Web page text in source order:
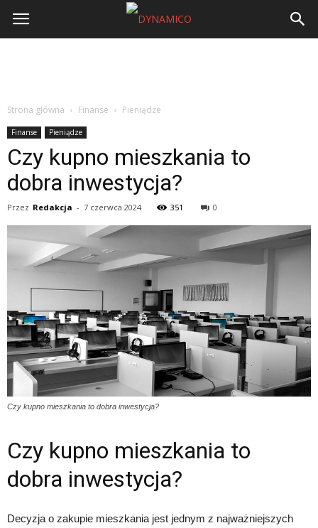
Strona główna Finanse Pieniądze
Finanse Pieniądze
Czy kupno mieszkania to
dobra inwestycja?
Przez Redakcja - 7 czerwca 2024 351 0
Czy kupno mieszkania to dobra inwestycja?
Czy kupno mieszkania to
dobra inwestycja?
Decyzja o zakupie mieszkania jest jednym z najważniejszych